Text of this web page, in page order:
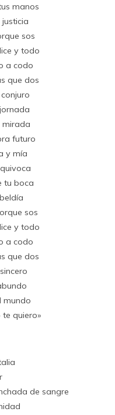
manos
sos
y todo
a codo
que dos
mirada
futuro
y mía
tu boca
sos
y todo
a codo
que dos
mundo
quiero»
de sangre